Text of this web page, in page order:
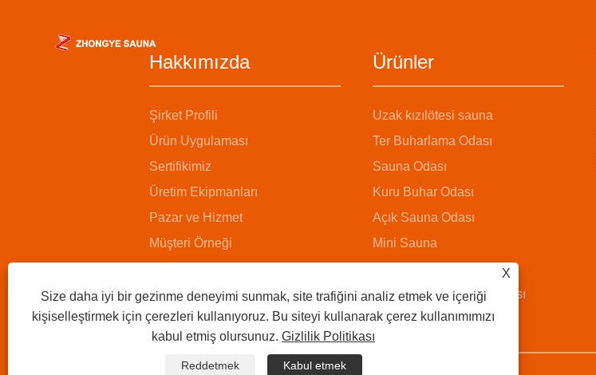
Hakkımızda
Şirket Profili
Ürün Uygulaması
Sertifikimiz
Üretim Ekipmanları
Pazar ve Hizmet
Müşteri Örneği
Ürünler
Uzak kızılötesi sauna
Ter Buharlama Odası
Sauna Odası
Kuru Buhar Odası
Açık Sauna Odası
Mini Sauna
Ahşap Kovalı Sauna Odası
X
Size daha iyi bir gezinme deneyimi sunmak, site trafiğini analiz etmek ve içeriği
kişiselleştirmek için çerezleri kullanıyoruz. Bu siteyi kullanarak çerez kullanımımızı
kabul etmiş olursunuz. Gizlilik Politikası
Reddetmek Kabul etmek